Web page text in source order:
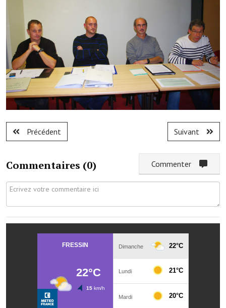
Projets et travaux en cours
Procès verbaux des conseils municipaux
Communication
Le bulletin municipal : Fressinfo & Le Fressinois
L'association des maires
VILLE PRATIQUE
Précédent Suivant
Commentaires (0)